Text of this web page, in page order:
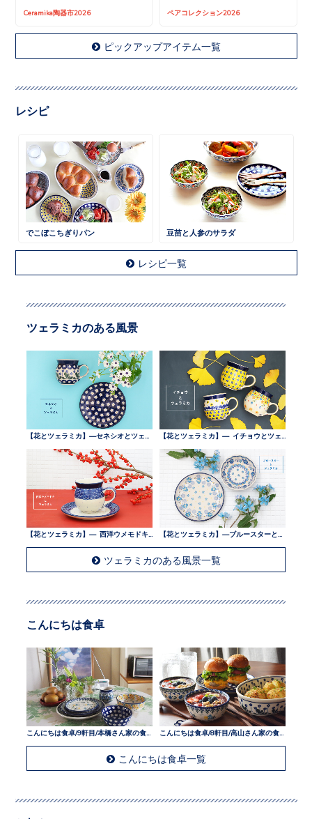
Ceramika陶器市2026 ペアコレクション2026
ピックアップアイテム一覧
レシピ
でこぼこちぎりパン 豆苗と人参のサラダ
レシピ一覧
ツェラミカのある風景
ツェラミカのある風景一覧
こんにちは食卓
こんにちは食卓/9軒目/本橋さん家の食卓
こんにちは食卓一覧